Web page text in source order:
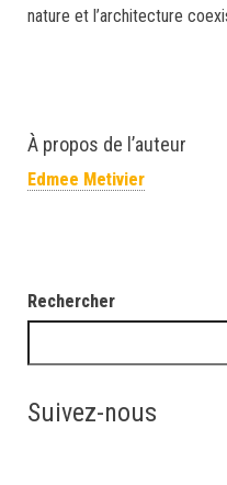
nature et l’architecture
À propos de l’auteur
Edmee Metivier
Rechercher
Suivez-nous